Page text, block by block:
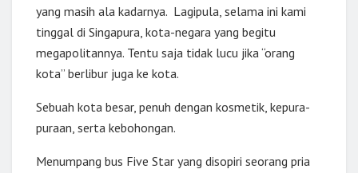
yang masih ala kadarnya. Lagipula, selama ini kami
tinggal di Singapura, kota-negara yang begitu
megapolitannya. Tentu saja tidak lucu jika “orang
kota” berlibur juga ke kota.
Sebuah kota besar, penuh dengan kosmetik, kepura-
puraan, serta kebohongan.
Menumpang bus Five Star yang disopiri seorang pria